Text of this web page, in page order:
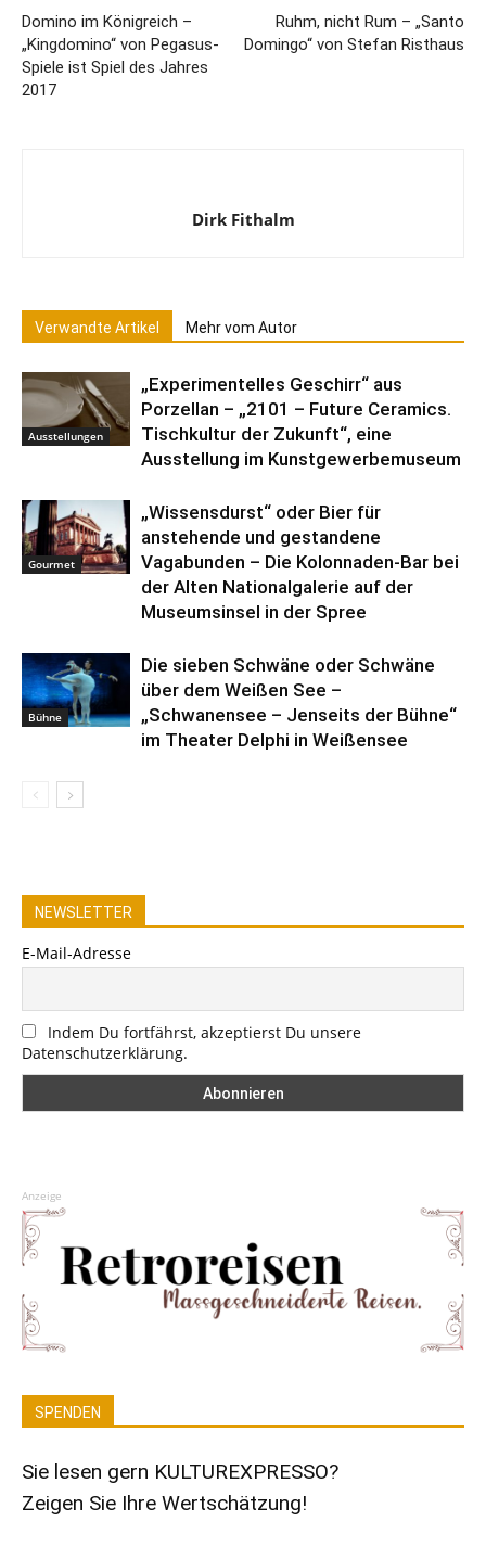
Domino im Königreich –
„Kingdomino“ von Pegasus-
Spiele ist Spiel des Jahres
2017
Ruhm, nicht Rum – „Santo
Domingo“ von Stefan Risthaus
Dirk Fithalm
Verwandte Artikel Mehr vom Autor
Ausstellungen
„Experimentelles Geschirr“ aus
Porzellan – „2101 – Future Ceramics.
Tischkultur der Zukunft“, eine
Ausstellung im Kunstgewerbemuseum
Gourmet
„Wissensdurst“ oder Bier für
anstehende und gestandene
Vagabunden – Die Kolonnaden-Bar bei
der Alten Nationalgalerie auf der
Museumsinsel in der Spree
Bühne
Die sieben Schwäne oder Schwäne
über dem Weißen See –
„Schwanensee – Jenseits der Bühne“
im Theater Delphi in Weißensee
NEWSLETTER
E-Mail-Adresse
Indem Du fortfährst, akzeptierst Du unsere
Datenschutzerklärung.
Anzeige
SPENDEN
Sie lesen gern KULTUREXPRESSO?
Zeigen Sie Ihre Wertschätzung!